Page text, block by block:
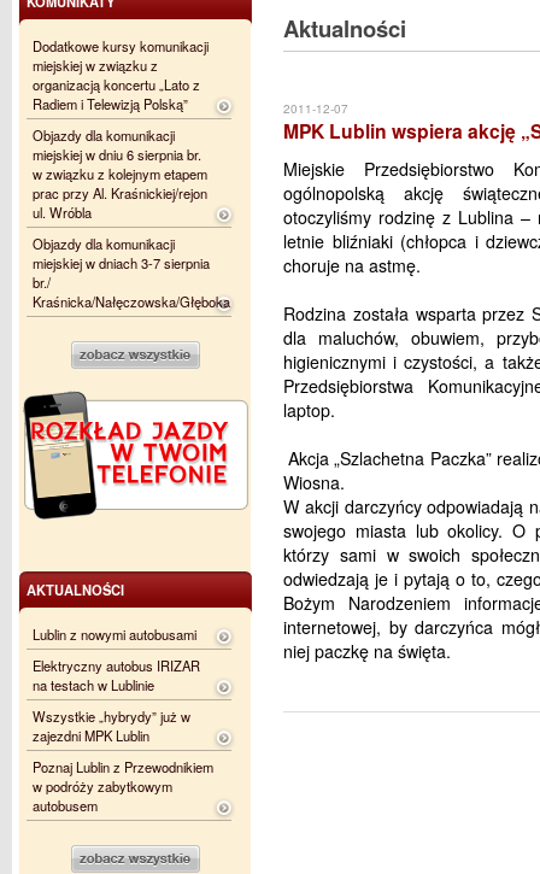
Aktualności
2011-12-07
MPK Lublin wspiera akcję
Miejskie Przedsiębiorstwo
ogólnopolską akcję
otoczyliśmy rodzinę z Lublina
letnie bliźniaki (chłopca i
choruje na astmę.
Rodzina została wsparta przez
dla maluchów, obuwiem,
higienicznymi i czystości, a
Przedsiębiorstwa
laptop.
Akcja „Szlachetna Paczka”
Wiosna.
W akcji darczyńcy odpowiadają
swojego miasta lub okolicy. O
którzy sami w swoich
odwiedzają je i pytają o to,
Bożym Narodzeniem
internetowej, by darczyńca
niej paczkę na święta.
Dodatkowe kursy komunikacji
miejskiej w związku z
organizacją koncertu „Lato z
Radiem i Telewizją Polską”
Objazdy dla komunikacji
miejskiej w dniu 6 sierpnia br.
w związku z kolejnym etapem
prac przy Al. Kraśnickiej/rejon
ul. Wróbla
Objazdy dla komunikacji
miejskiej w dniach 3-7 sierpnia
br./
Kraśnicka/Nałęczowska/Głęboka
AKTUALNOŚCI
Lublin z nowymi autobusami
Elektryczny autobus IRIZAR
na testach w Lublinie
Wszystkie „hybrydy” już w
zajezdni MPK Lublin
Poznaj Lublin z Przewodnikiem
w podróży zabytkowym
autobusem